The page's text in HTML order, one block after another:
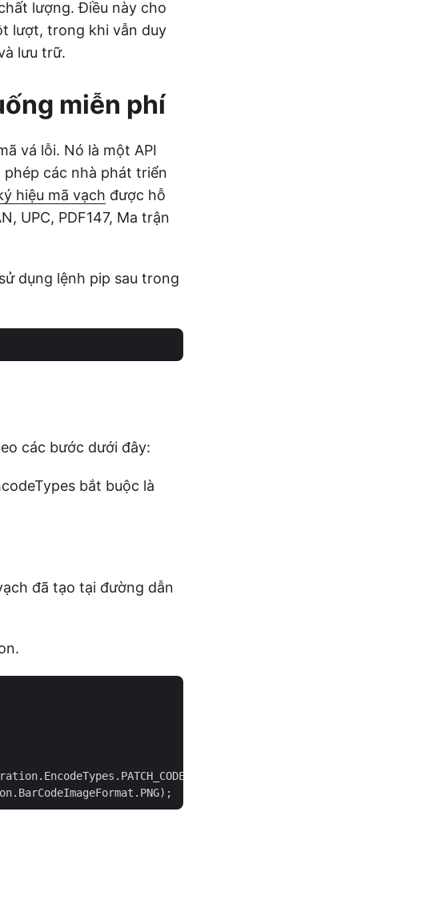
lượng. Điều này cho
lượt, trong khi vẫn duy
lưu trữ.
miễn phí
vá lỗi. Nó là một API
các nhà phát triển
hiệu mã vạch được hỗ
UPC, PDF147, Ma trận
dụng lệnh pip sau trong
các bước dưới đây:
bắt buộc là
đã tạo tại đường dẫn